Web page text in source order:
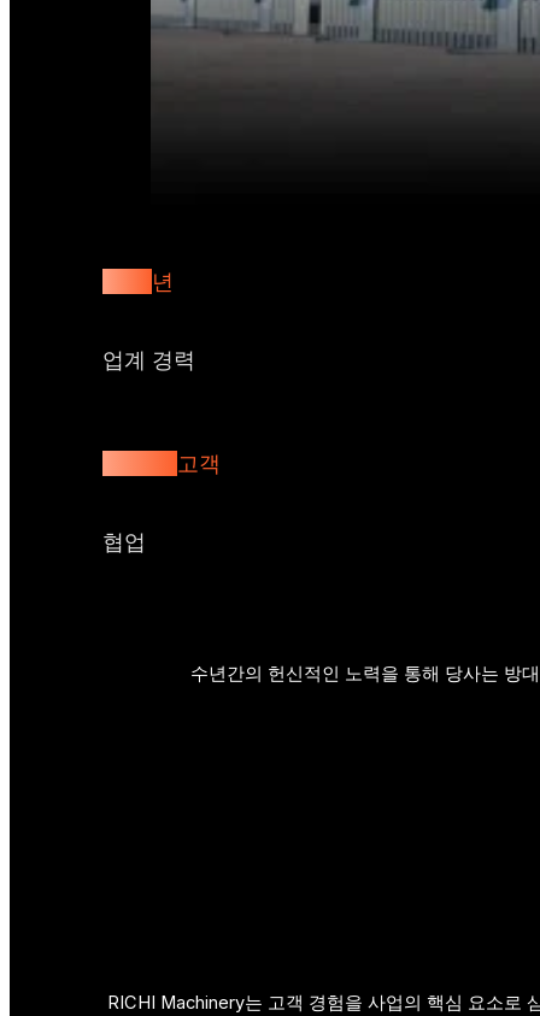
년
업계 경력
고객
협업
수년간의 헌신적인 노력을 통해 당사는 방
RICHI Machinery는 고객 경험을 사업의 핵심 요소로